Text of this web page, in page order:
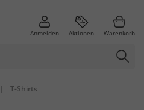
Anmelden Aktionen Warenkorb
| T-Shirts